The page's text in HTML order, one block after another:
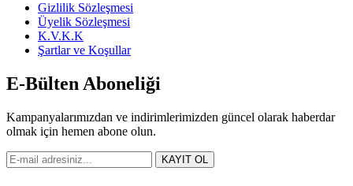
Gizlilik Sözleşmesi
Üyelik Sözleşmesi
K.V.K.K
Şartlar ve Koşullar
E-Bülten Aboneliği
Kampanyalarımızdan ve indirimlerimizden güncel olarak haberdar
olmak için hemen abone olun.
KAYIT OL